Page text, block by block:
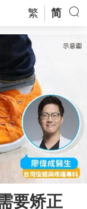
繁 简
要矫正